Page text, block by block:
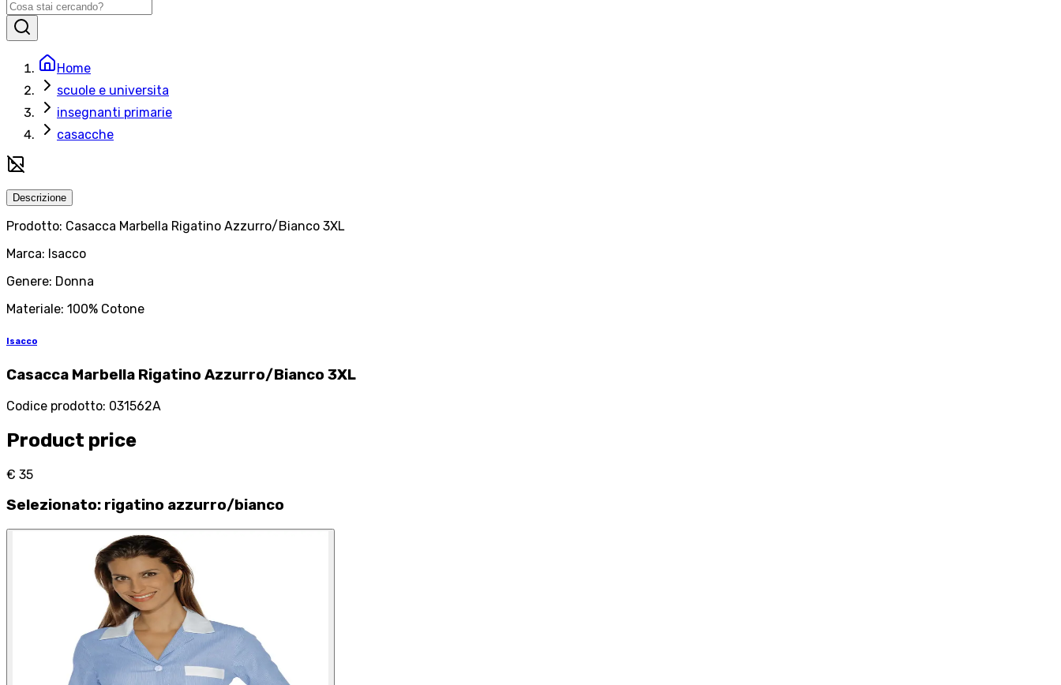
Home
scuole e universita
insegnanti primarie
casacche
Descrizione
Prodotto: Casacca Marbella Rigatino Azzurro/Bianco 3XL
Marca: Isacco
Genere: Donna
Materiale: 100% Cotone
Isacco
Casacca Marbella Rigatino Azzurro/Bianco 3XL
Codice prodotto: 031562A
Product price
€ 35
Selezionato: rigatino azzurro/bianco